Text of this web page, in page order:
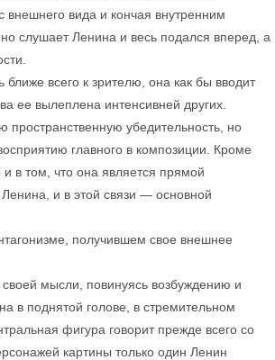
внешнего вида и кончая внутренним
слушает Ленина и весь подался вперед, а
всего к зрителю, она как бы вводит
ее вылеплена интенсивней других.
пространственную убедительность, но
главного в композиции. Кроме
и в том, что она является прямой
и в этой связи — основной
получившем свое внешнее
мысли, повинуясь возбуждению и
в поднятой голове, в стремительном
фигура говорит прежде всего со
картины только один Ленин